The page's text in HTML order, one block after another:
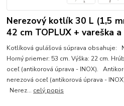
Nerezový kotlík 30 L (1,5
42 cm TOPLUX + vareška a
Kotlíková gulášová súprava obsahuje:
Horný priemer: 53 cm. Výška: 22 cm.
oceľ (antikorová úprava - INOX).
nerezová oceľ (antikorová úprava -
Nerez... celý popis